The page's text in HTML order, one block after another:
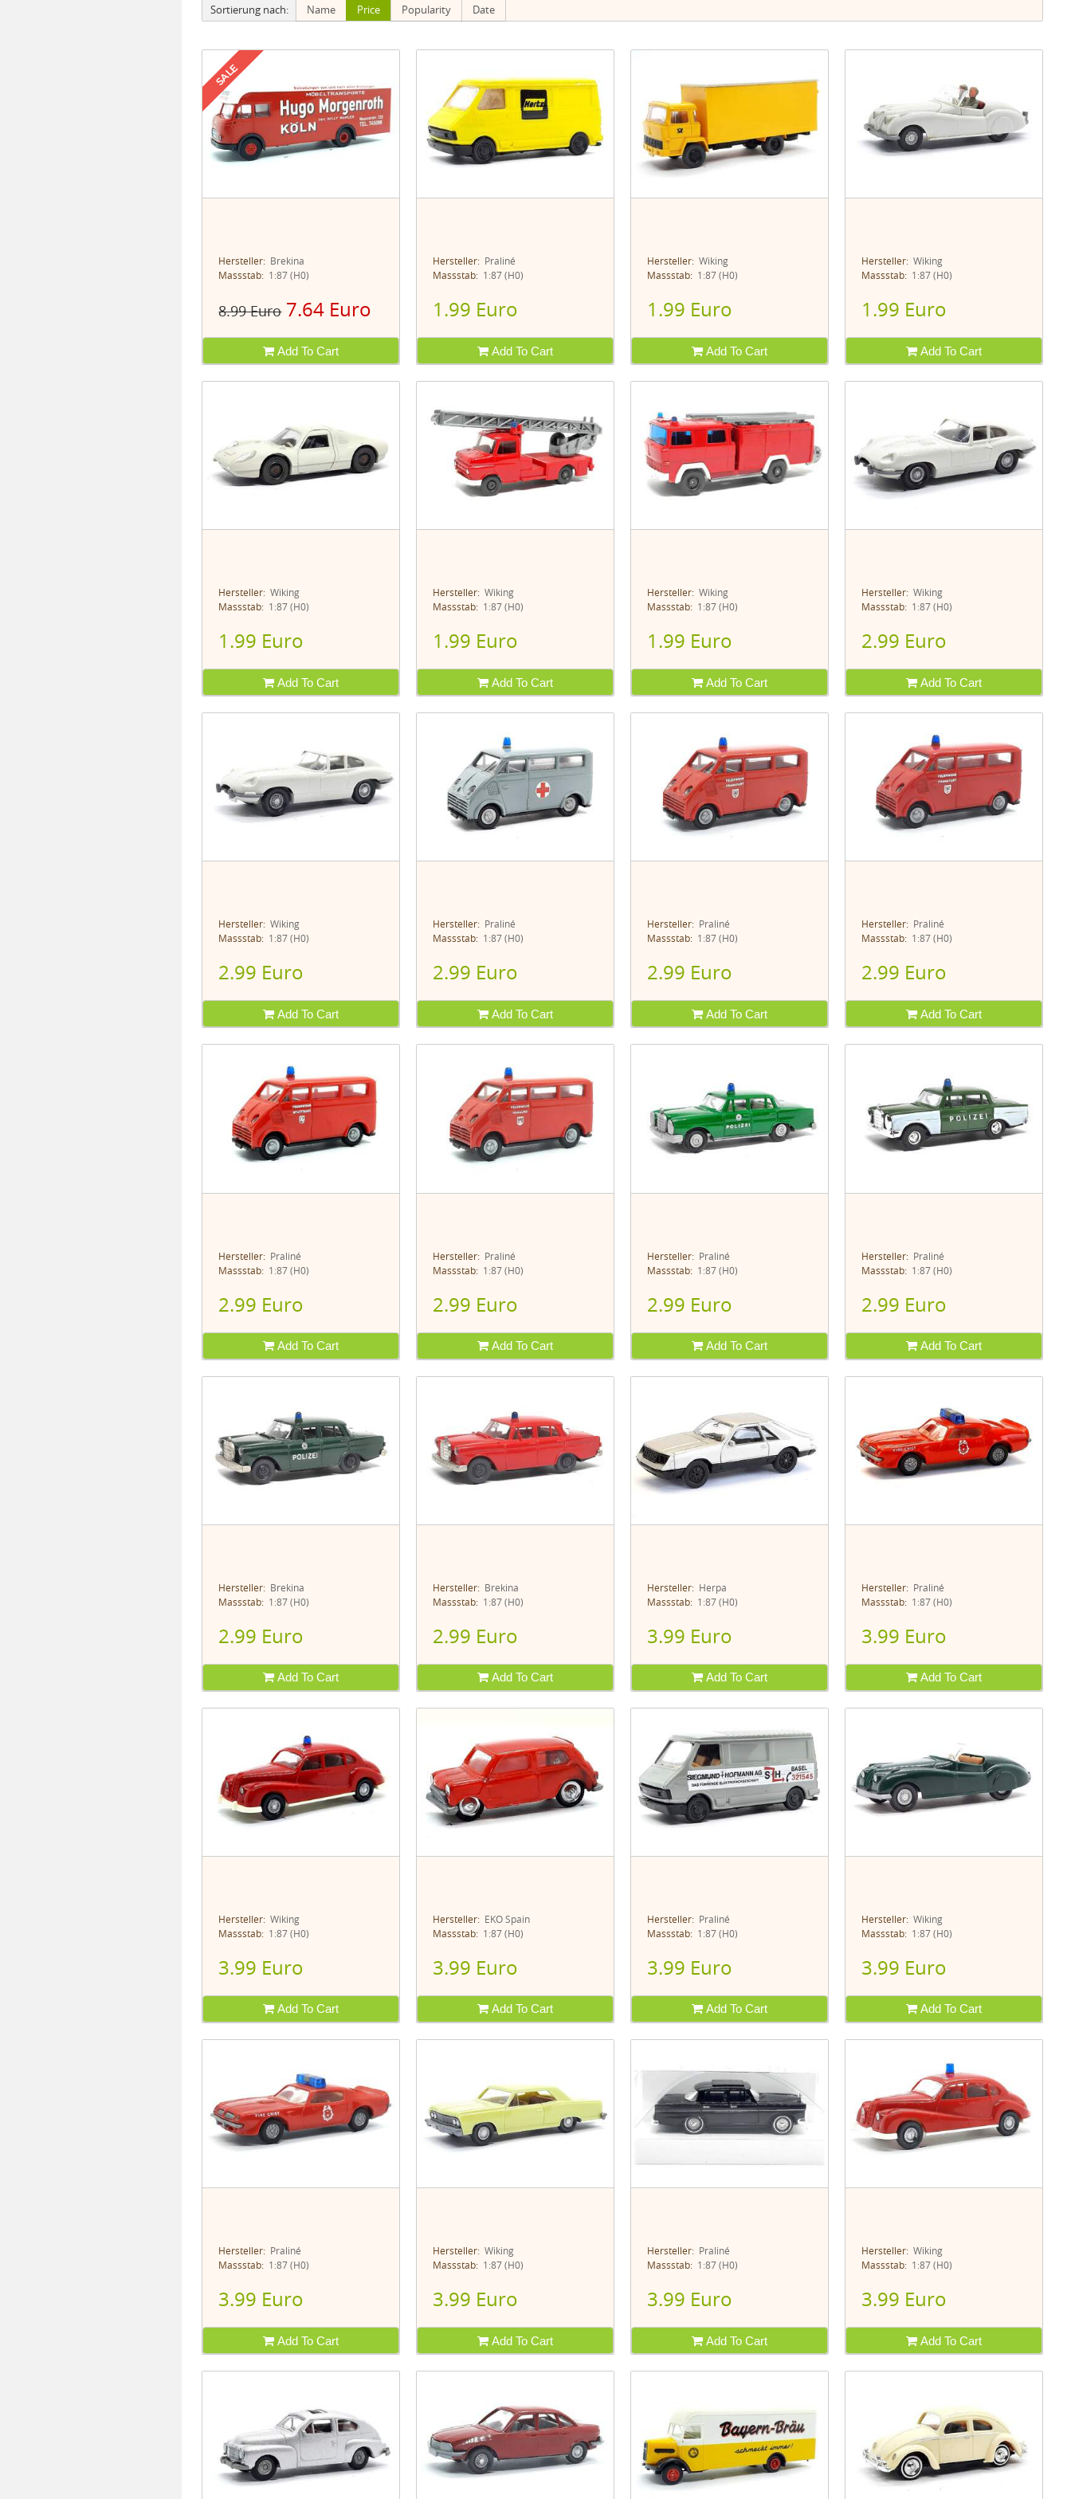
Sortierung nach: Name Price Popularity Date
SALE
Hersteller: Brekina
Massstab: 1:87 (H0)
8.99 Euro 7.64 Euro
Add To Cart
Hersteller: Praliné
Massstab: 1:87 (H0)
1.99 Euro
Add To Cart
Hersteller: Wiking
Massstab: 1:87 (H0)
1.99 Euro
Add To Cart
Hersteller: Wiking
Massstab: 1:87 (H0)
1.99 Euro
Add To Cart
Hersteller: Wiking
Massstab: 1:87 (H0)
1.99 Euro
Add To Cart
Hersteller: Wiking
Massstab: 1:87 (H0)
1.99 Euro
Add To Cart
Hersteller: Wiking
Massstab: 1:87 (H0)
1.99 Euro
Add To Cart
Hersteller: Wiking
Massstab: 1:87 (H0)
2.99 Euro
Add To Cart
Hersteller: Wiking
Massstab: 1:87 (H0)
2.99 Euro
Add To Cart
Hersteller: Praliné
Massstab: 1:87 (H0)
2.99 Euro
Add To Cart
Hersteller: Praliné
Massstab: 1:87 (H0)
2.99 Euro
Add To Cart
Hersteller: Praliné
Massstab: 1:87 (H0)
2.99 Euro
Add To Cart
Hersteller: Praliné
Massstab: 1:87 (H0)
2.99 Euro
Add To Cart
Hersteller: Praliné
Massstab: 1:87 (H0)
2.99 Euro
Add To Cart
Hersteller: Praliné
Massstab: 1:87 (H0)
2.99 Euro
Add To Cart
Hersteller: Praliné
Massstab: 1:87 (H0)
2.99 Euro
Add To Cart
Hersteller: Brekina
Massstab: 1:87 (H0)
2.99 Euro
Add To Cart
Hersteller: Brekina
Massstab: 1:87 (H0)
2.99 Euro
Add To Cart
Hersteller: Herpa
Massstab: 1:87 (H0)
3.99 Euro
Add To Cart
Hersteller: Praliné
Massstab: 1:87 (H0)
3.99 Euro
Add To Cart
Hersteller: Wiking
Massstab: 1:87 (H0)
3.99 Euro
Add To Cart
Hersteller: EKO Spain
Massstab: 1:87 (H0)
3.99 Euro
Add To Cart
Hersteller: Praliné
Massstab: 1:87 (H0)
3.99 Euro
Add To Cart
Hersteller: Wiking
Massstab: 1:87 (H0)
3.99 Euro
Add To Cart
Hersteller: Praliné
Massstab: 1:87 (H0)
3.99 Euro
Add To Cart
Hersteller: Wiking
Massstab: 1:87 (H0)
3.99 Euro
Add To Cart
Hersteller: Praliné
Massstab: 1:87 (H0)
3.99 Euro
Add To Cart
Hersteller: Wiking
Massstab: 1:87 (H0)
3.99 Euro
Add To Cart